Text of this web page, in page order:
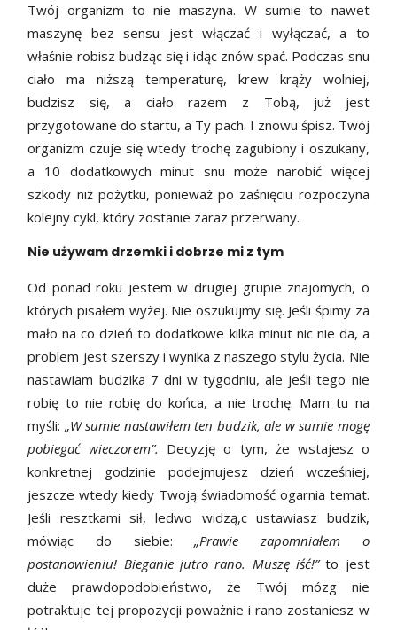
Twój organizm to nie maszyna. W sumie to nawet
maszynę bez sensu jest włączać i wyłączać, a to
właśnie robisz budząc się i idąc znów spać. Podczas snu
ciało ma niższą temperaturę, krew krąży wolniej,
budzisz się, a ciało razem z Tobą, już jest
przygotowane do startu, a Ty pach. I znowu śpisz. Twój
organizm czuje się wtedy trochę zagubiony i oszukany,
a 10 dodatkowych minut snu może narobić więcej
szkody niż pożytku, ponieważ po zaśnięciu rozpoczyna
kolejny cykl, który zostanie zaraz przerwany.
Nie używam drzemki i dobrze mi z tym
Od ponad roku jestem w drugiej grupie znajomych, o
których pisałem wyżej. Nie oszukujmy się. Jeśli śpimy za
mało na co dzień to dodatkowe kilka minut nic nie da, a
problem jest szerszy i wynika z naszego stylu życia. Nie
nastawiam budzika 7 dni w tygodniu, ale jeśli tego nie
robię to nie robię do końca, a nie trochę. Mam tu na
myśli: „W sumie nastawiłem ten budzik, ale w sumie mogę
pobiegać wieczorem”. Decyzję o tym, że wstajesz o
konkretnej godzinie podejmujesz dzień wcześniej,
jeszcze wtedy kiedy Twoją świadomość ogarnia temat.
Jeśli resztkami sił, ledwo widzą,c ustawiasz budzik,
mówiąc do siebie:„Prawie zapomniałem o
postanowieniu! Bieganie jutro rano. Muszę iść!”to jest
duże prawdopodobieństwo, że Twój mózg nie
potraktuje tej propozycji poważnie i rano zostaniesz w